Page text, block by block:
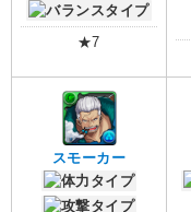
★7
スモーカー